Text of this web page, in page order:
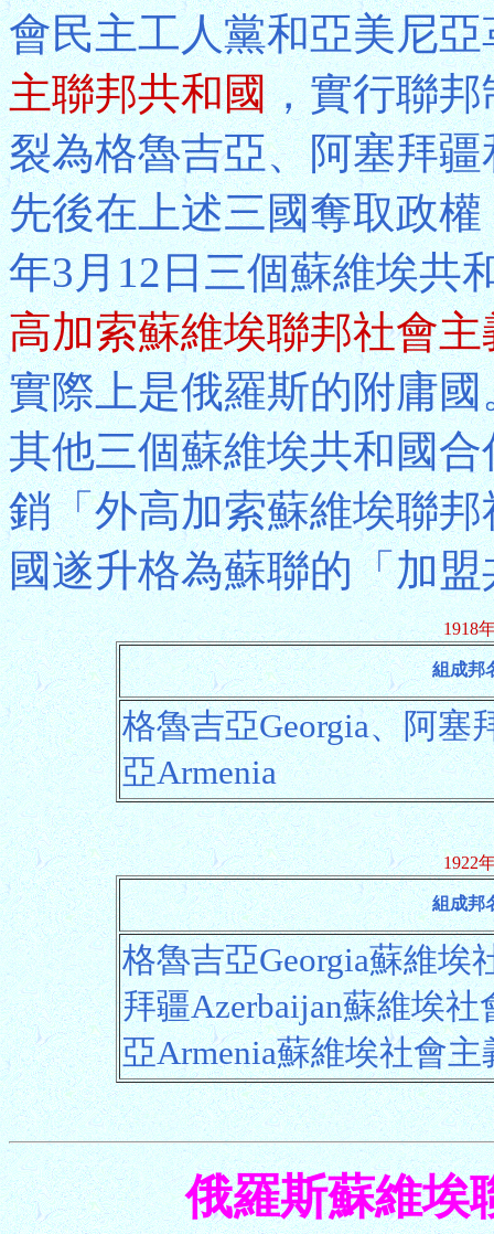
會民主工人黨和亞美尼
主聯邦共和國，實行聯
裂為格魯吉亞、阿塞拜
先後在上述三國奪取政
年3月12日三個蘇維埃共
高加索蘇維埃聯邦社會
實際上是俄羅斯的附庸
其他三個蘇維埃共和國
銷「外高加索蘇維埃聯
國遂升格為蘇聯的「加
1918
組成邦
格魯吉亞Georgia、阿塞
亞Armenia
1922
組成邦
格魯吉亞Georgia蘇維埃
拜疆Azerbaijan蘇維埃
亞Armenia蘇維埃社會主
俄羅斯蘇維埃